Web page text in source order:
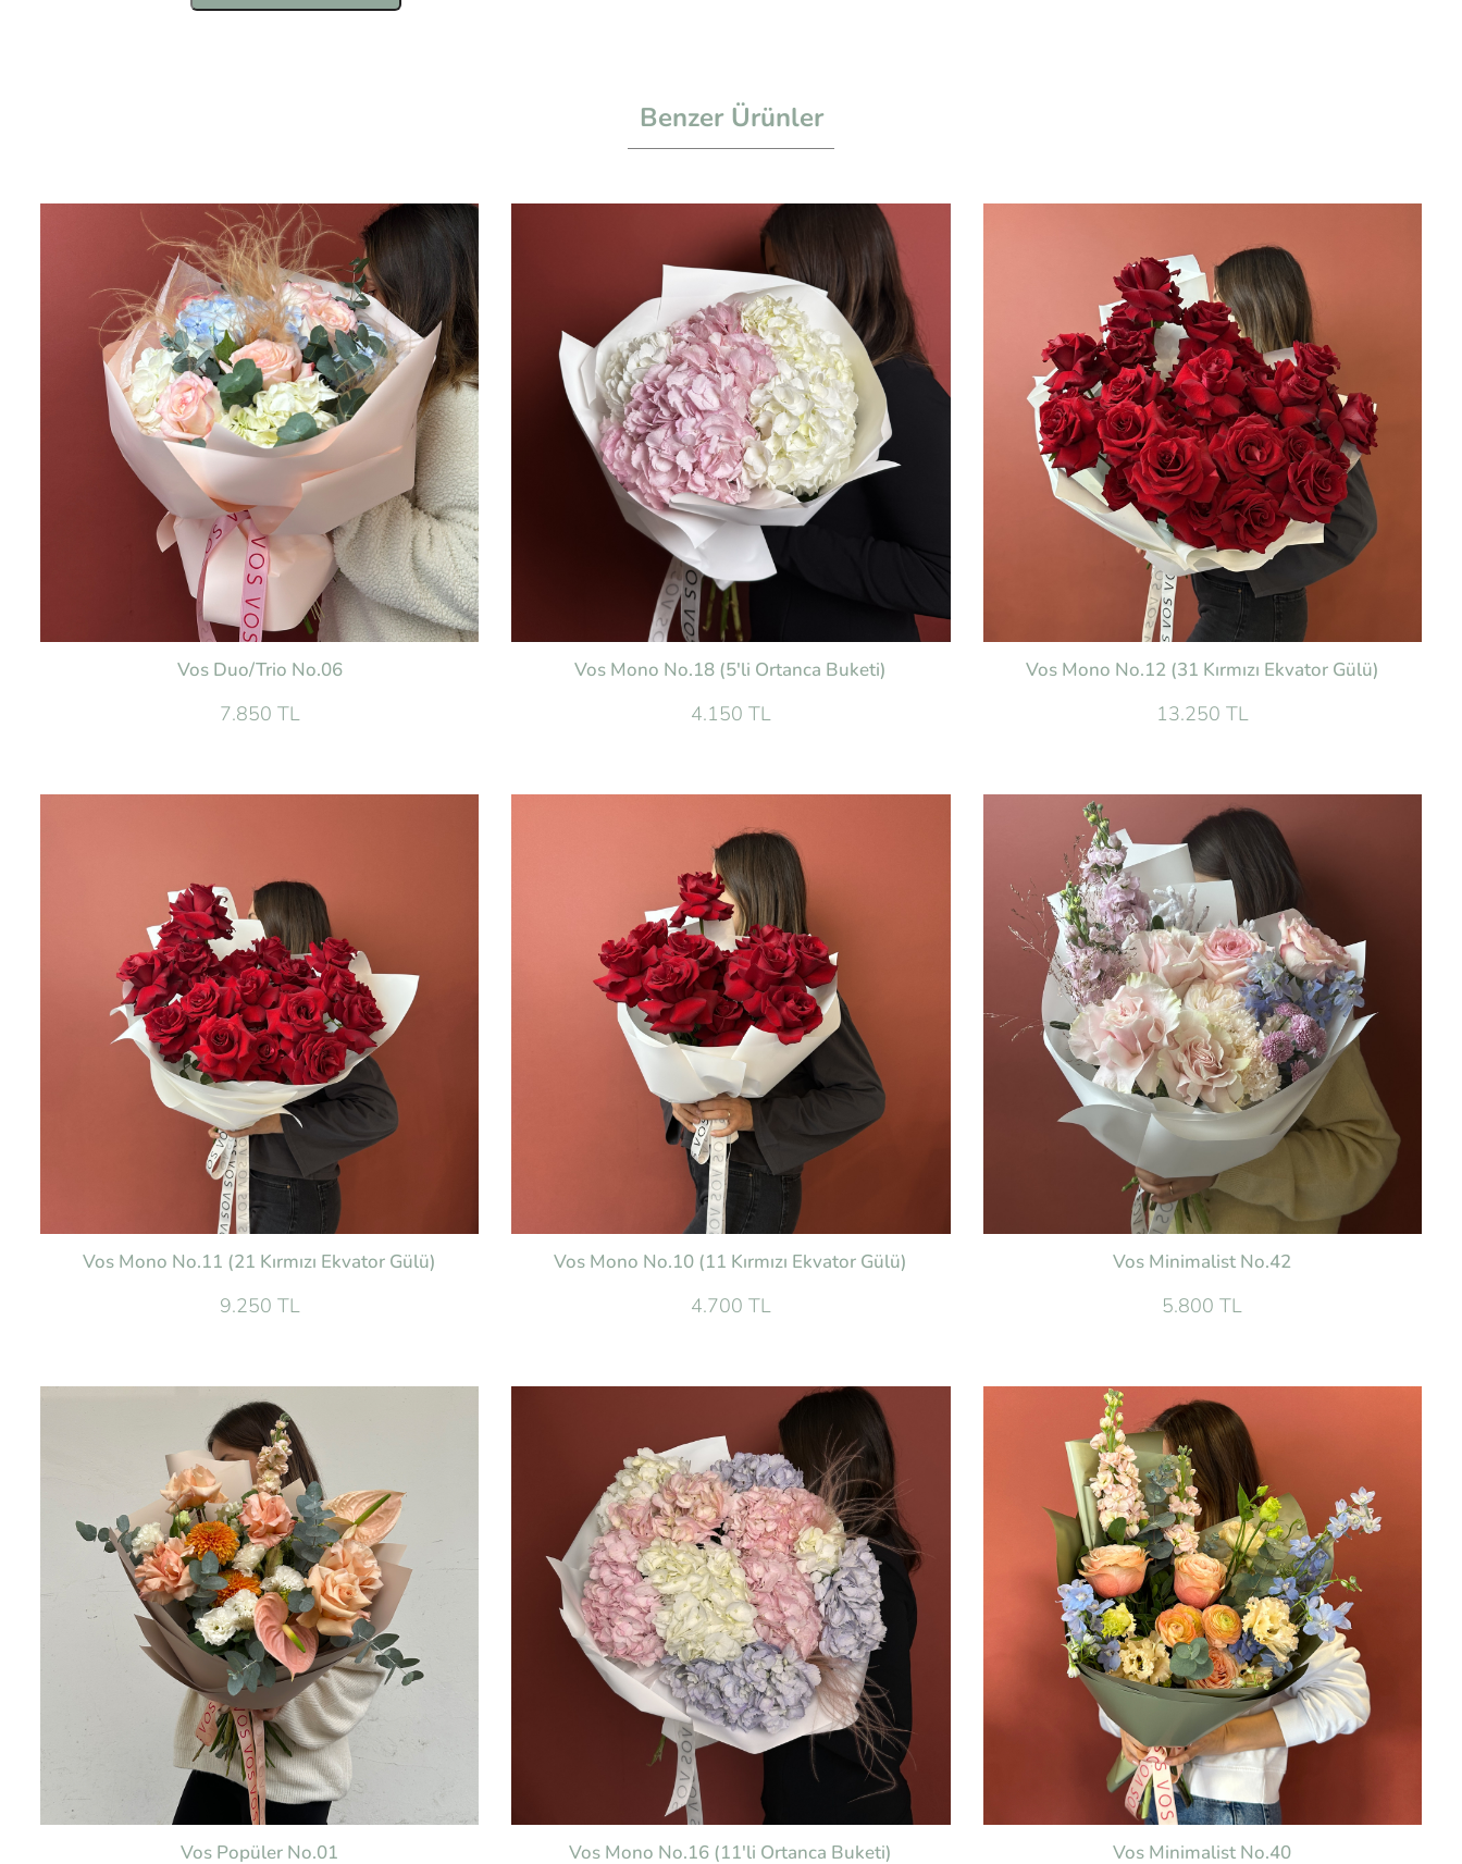
Benzer Ürünler
Vos Duo/Trio No.06
7.850 TL
Vos Mono No.18 (5'li Ortanca Buketi)
4.150 TL
Vos Mono No.12 (31 Kırmızı Ekvator Gülü)
13.250 TL
Vos Mono No.11 (21 Kırmızı Ekvator Gülü)
9.250 TL
Vos Mono No.10 (11 Kırmızı Ekvator Gülü)
4.700 TL
Vos Minimalist No.42
5.800 TL
Vos Popüler No.01 Vos Mono No.16 (11'li Ortanca Buketi) Vos Minimalist No.40